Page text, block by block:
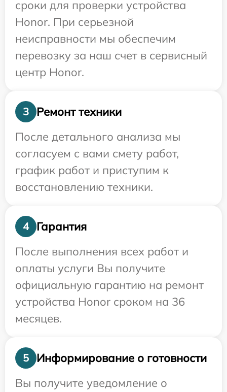
сроки для проверки устройства
Honor. При серьезной
неисправности мы обеспечим
перевозку за наш счет в сервисный
центр Honor.
3
Ремонт техники
После детального анализа мы
согласуем с вами смету работ,
график работ и приступим к
восстановлению техники.
4
Гарантия
После выполнения всех работ и
оплаты услуги Вы получите
официальную гарантию на ремонт
устройства Honor сроком на 36
месяцев.
5
Информирование о готовности
Вы получите уведомление о